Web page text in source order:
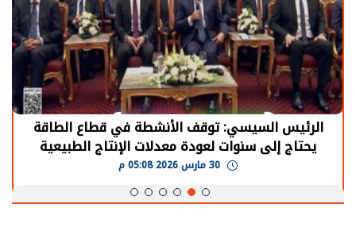
الرئيس السيسي: توقف الأنشطة في قطاع الطاقة
يحتاج إلى سنوات لعودة معدلات الإنتاج الطبيعية